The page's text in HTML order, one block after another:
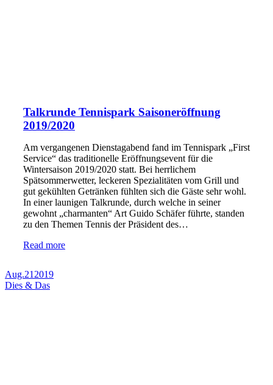
Talkrunde Tennispark Saisoneröffnung
2019/2020
Am vergangenen Dienstagabend fand im Tennispark „First
Service“ das traditionelle Eröffnungsevent für die
Wintersaison 2019/2020 statt. Bei herrlichem
Spätsommerwetter, leckeren Spezialitäten vom Grill und
gut gekühlten Getränken fühlten sich die Gäste sehr wohl.
In einer launigen Talkrunde, durch welche in seiner
gewohnt „charmanten“ Art Guido Schäfer führte, standen
zu den Themen Tennis der Präsident des…
Read more
Aug.21 2019
Dies & Das